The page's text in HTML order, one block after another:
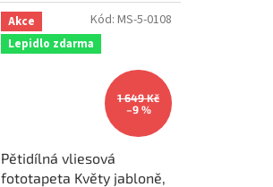
Akce
Lepidlo zdarma
1 649 Kč
–9 %
Pětidílná vliesová
fototapeta Květy jabloně,
Kód: MS-5-0108